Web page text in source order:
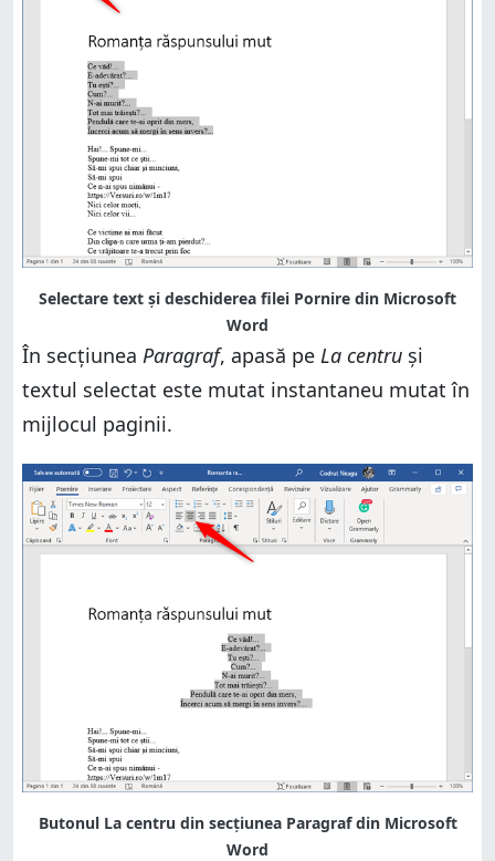
Selectare text și deschiderea filei Pornire din Microsoft
Word
În secțiunea Paragraf, apasă pe La centru și
textul selectat este mutat instantaneu mutat în
mijlocul paginii.
Butonul La centru din secțiunea Paragraf din Microsoft
Word